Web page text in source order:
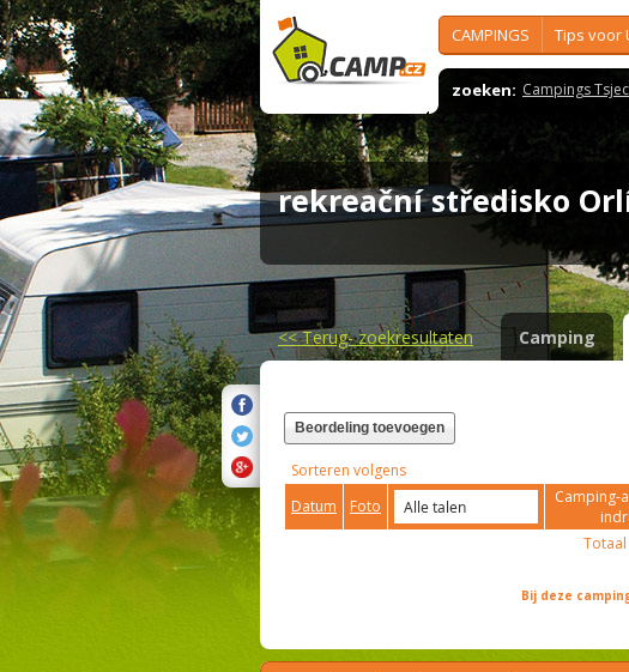
CAMPINGS Tips voor
zoeken: Campings
rekreační středisko
<<Terug- zoekresultaten Camping
Beordeling toevoegen
Sorteren volgens
Datum
Foto
Camping-
Totaal
Bij deze